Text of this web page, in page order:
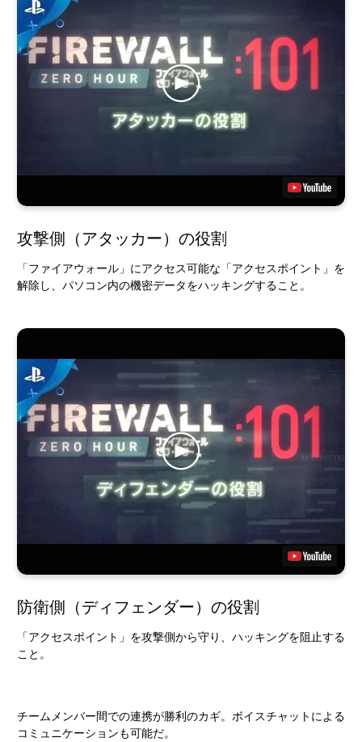
攻撃側（アタッカー）の役割
「ファイアウォール」にアクセス可能な「アクセスポイント」を
解除し、パソコン内の機密データをハッキングすること。
防衛側（ディフェンダー）の役割
「アクセスポイント」を攻撃側から守り、ハッキングを阻止する
こと。
チームメンバー間での連携が勝利のカギ。ボイスチャットによる
コミュニケーションも可能だ。